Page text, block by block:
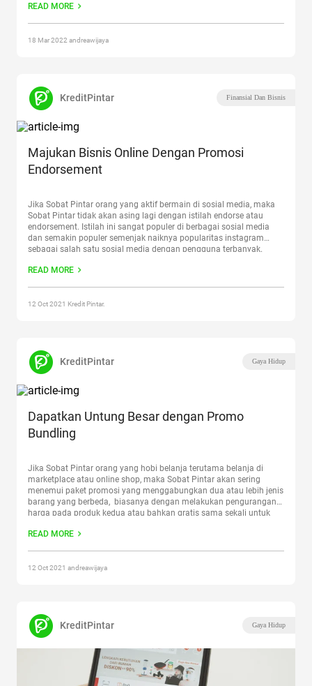
Nyaman dan Marketplace Terbaik Cara Dapat
READ MORE
18 Mar 2022 andreawijaya
KreditPintar Finansial Dan Bisnis
Majukan Bisnis Online Dengan Promosi
Endorsement
Jika Sobat Pintar orang yang aktif bermain di sosial media, maka
Sobat Pintar tidak akan asing lagi dengan istilah endorse atau
endorsement. Istilah ini sangat populer di berbagai sosial media
dan semakin populer semenjak naiknya popularitas instagram
sebagai salah satu sosial media dengan pengguna terbanyak.
memiliki banyak
READ MORE
12 Oct 2021 Kredit Pintar.
KreditPintar Gaya Hidup
Dapatkan Untung Besar dengan Promo
Bundling
Jika Sobat Pintar orang yang hobi belanja terutama belanja di
marketplace atau online shop, maka Sobat Pintar akan sering
menemui paket promosi yang menggabungkan dua atau lebih jenis
barang yang berbeda, biasanya dengan melakukan pengurangan
harga pada produk kedua atau bahkan gratis sama sekali untuk
denganContinue reading
READ MORE
12 Oct 2021 andreawijaya
KreditPintar Gaya Hidup